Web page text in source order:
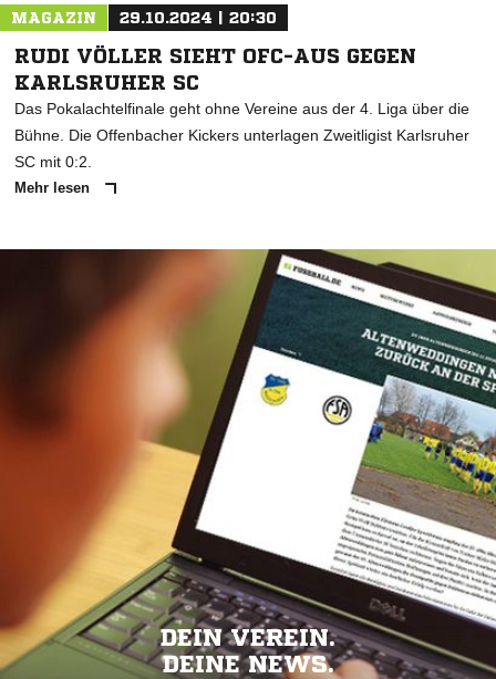
MAGAZIN 29.10.2024 | 20:30
RUDI VÖLLER SIEHT OFC-AUS GEGEN
KARLSRUHER SC
Das Pokalachtelfinale geht ohne Vereine aus der 4. Liga über die
Bühne. Die Offenbacher Kickers unterlagen Zweitligist Karlsruher
SC mit 0:2.
Mehr lesen
DEIN VEREIN.
DEINE NEWS.